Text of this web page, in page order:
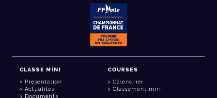
CLASSE MINI
Présentation
Actualités
Documents
COURSES
Calendrier
Classement mini